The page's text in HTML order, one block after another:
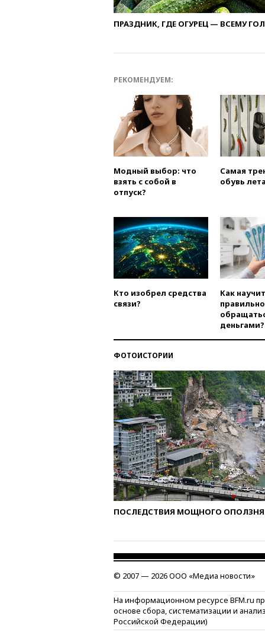
ПРАЗДНИК, ГДЕ ОГУРЕЦ — ВСЕМУ
РЕКОМЕНДУЕМ:
Модный выбор: что
взять с собой в
отпуск?
Самая
обувь
Кто изобрел средства
связи?
Как
правильно
деньгами?
ФОТОИСТОРИИ
ПОСЛЕДСТВИЯ МОЩНОГО ОПОЛЗНЯ
© 2007 — 2026 ООО «Медиа новости»
На информационном ресурсе BFM.ru
основе сбора, систематизации и
Российской Федерации)